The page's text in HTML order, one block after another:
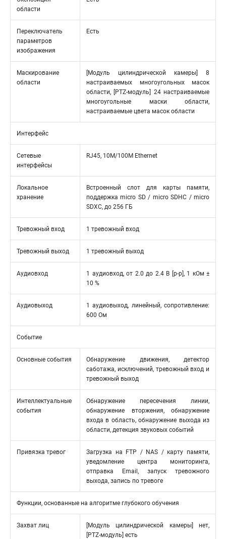
области
Переключатель
параметров
изображения
Есть
Маскирование
области
[Модуль цилиндрической камеры] 8
настраиваемых многоугольных масок
области, [PTZ-модуль] 24 настраиваемые
многоугольные маски области,
настраиваемые цвета масок области
Интерфейс
Сетевые
интерфейсы
RJ45, 10M/100M Ethernet
Локальное
хранение
Встроенный слот для карты памяти,
поддержка micro SD / micro SDHC / micro
SDXC, до 256 ГБ
Тревожный вход 1 тревожный вход
Тревожный выход 1 тревожный выход
Аудиовход
1 аудиовход, от 2.0 до 2.4 В [p-p], 1 кОм ±
10 %
Аудиовыход
1 аудиовыход, линейный, сопротивление:
600 Ом
Событие
Основные события
Обнаружение движения, детектор
саботажа, исключений, тревожный вход и
тревожный выход
Интеллектуальные
события
Обнаружение пересечения линии,
обнаружение вторжения, обнаружение
входа в область, обнаружение выхода из
области, детекция звуковых событий
Привязка тревог
Загрузка на FTP / NAS / карту памяти,
уведомление центра мониторинга,
отправка Email, запуск тревожного
выхода, запись по тревоге
Функции, основанные на алгоритме глубокого обучения
Захват лиц
[Модуль цилиндрической камеры] нет,
[PTZ-модуль] есть